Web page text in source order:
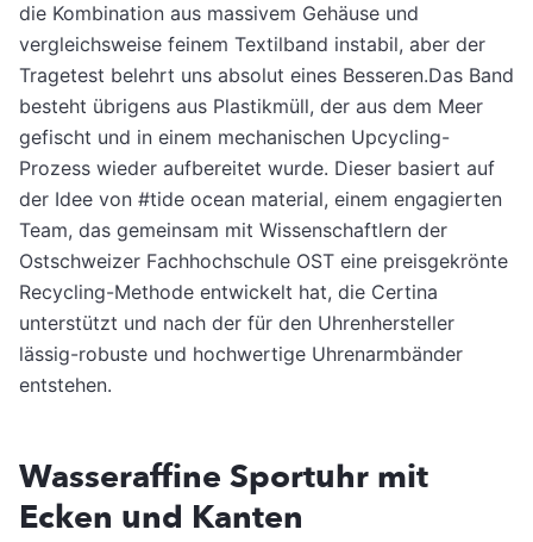
die Kombination aus massivem Gehäuse und
vergleichsweise feinem Textilband instabil, aber der
Tragetest belehrt uns absolut eines Besseren.Das Band
besteht übrigens aus Plastikmüll, der aus dem Meer
gefischt und in einem mechanischen Upcycling-
Prozess wieder aufbereitet wurde. Dieser basiert auf
der Idee von #tide ocean material, einem engagierten
Team, das gemeinsam mit Wissenschaftlern der
Ostschweizer Fachhochschule OST eine preisgekrönte
Recycling-Methode entwickelt hat, die Certina
unterstützt und nach der für den Uhrenhersteller
lässig-robuste und hochwertige Uhrenarmbänder
entstehen.
Wasseraffine Sportuhr mit
Ecken und Kanten